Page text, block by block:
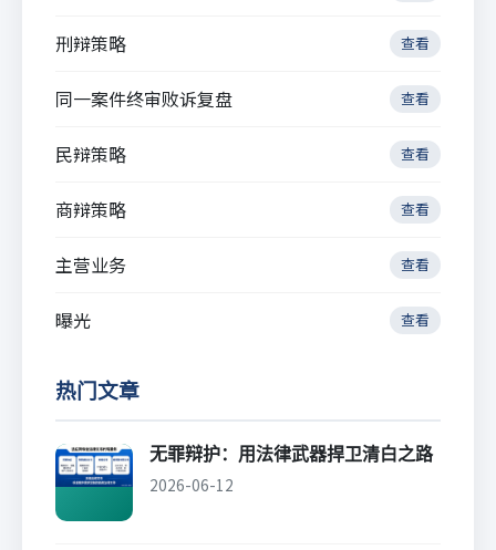
刑辩策略 查看
同一案件终审败诉复盘 查看
民辩策略 查看
商辩策略 查看
主营业务 查看
曝光 查看
热门文章
无罪辩护：用法律武器捍卫清白之路
2026-06-12